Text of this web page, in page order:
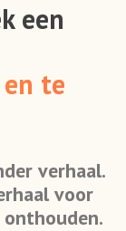
een
te
verhaal.
voor